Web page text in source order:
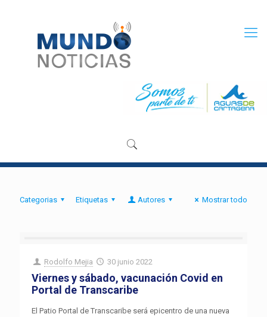
Categorias Etiquetas Autores Mostrar todo
Rodolfo Mejia 30 junio 2022
Viernes y sábado, vacunación Covid en
Portal de Transcaribe
El Patio Portal de Transcaribe será epicentro de una nueva